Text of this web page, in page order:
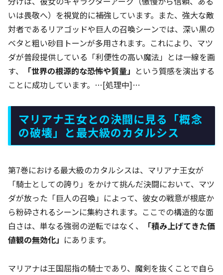
いは畏敬へ）を視覚的に補強しています。また、強大な敵
対者であるリアゴッドや巨人の召喚シーンでは、深い黒の
ベタと粗い砂目トーンが多用されます。これにより、マツ
ダが普段提供している「利便性の高い魔法」とは一線を画
す、
「世界の根源的な恐怖や質量」 という質感を演出する
ことに成功しています。…[処理中]…
マリアナ王女との決闘に見る「概念
の破壊」と最大級のカタルシス
第7巻における最大級のカタルシスは、マリアナ王女が
「騎士としての誇り」をかけて挑んだ決闘において、マツ
ダが放った「巨人の召喚」によって、彼女の戦意が根底か
ら粉砕されるシーンに集約されます。ここでの構造的な面
白さは、単なる強弱の逆転ではなく、
「積み上げてきた価
値観の無効化」 にあります。
マリアナは王国屈指の騎士であり、魔剣を抜くことで自ら